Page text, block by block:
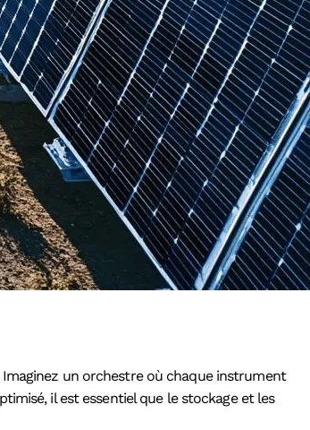
un orchestre où chaque instrument
il est essentiel que le stockage et les